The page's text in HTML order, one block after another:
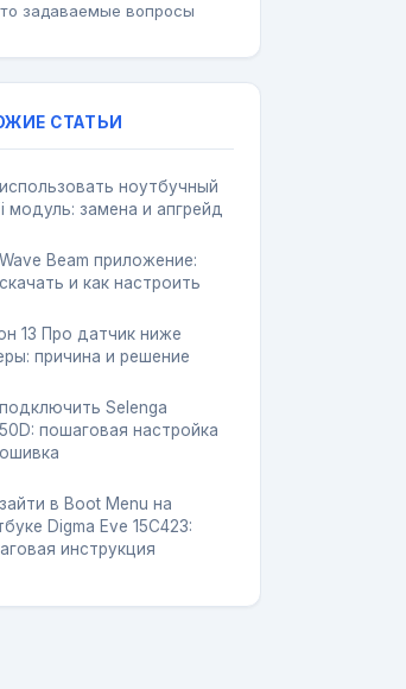
задаваемые вопросы
СТАТЬИ
ноутбучный
модуль: замена и апгрейд
Beam приложение:
и как настроить
13 Про датчик ниже
причина и решение
Selenga
пошаговая настройка
в Boot Menu на
Digma Eve 15C423:
инструкция